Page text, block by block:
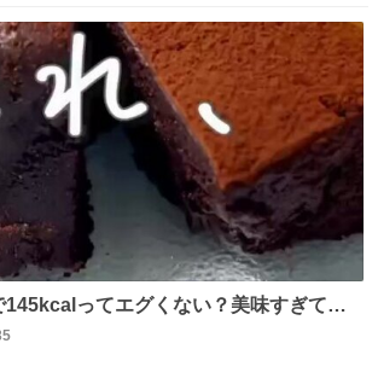
生きる！ 今日も嘘に負けずに頑張りま
145kcalってエグくない？美味すぎて毎
の日体重測ったら痩せてるの嬉しすぎ